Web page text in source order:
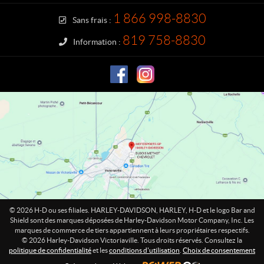
s
o
n
c
r
Sans frais : 1 866 998-8830
Information : 819 758-8830
© 2026 H-D ou ses filiales. HARLEY-DAVIDSON, HARLEY, H-D et le logo Bar and
Shield sont des marques déposées de Harley-Davidson Motor Company, Inc. Les
marques de commerce de tiers appartiennent à leurs propriétaires respectifs.
© 2026 Harley-Davidson Victoriaville. Tous droits réservés. Consultez la
politique de confidentialitéet lesconditions d'utilisation Choix de consentement